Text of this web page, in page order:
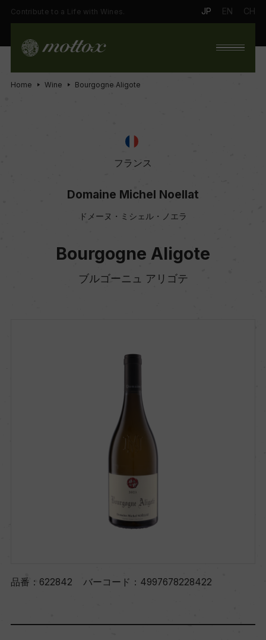
Contribute to a Life with Wines. JP EN CH
Home Wine Bourgogne Aligote
フランス
Domaine Michel Noellat
ドメーヌ・ミシェル・ノエラ
Bourgogne Aligote
ブルゴーニュ アリゴテ
品番： 622842 バーコード： 4997678228422